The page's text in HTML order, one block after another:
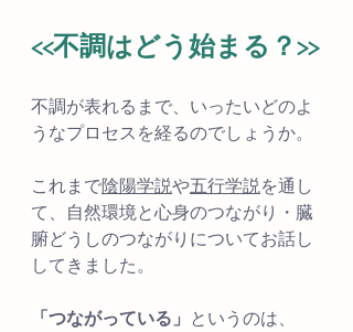
<<不調はどう始まる？>>
不調が表れるまで、いったいどのよ
うなプロセスを経るのでしょうか。
これまで陰陽学説や五行学説 を通し
て、自然環境と心身のつながり・臓
腑どうしのつながりについてお話し
してきました。
「つながっている」 というのは、